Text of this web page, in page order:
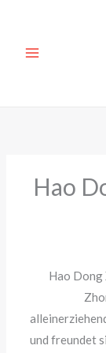
Hao
Hao Dong
und freundet